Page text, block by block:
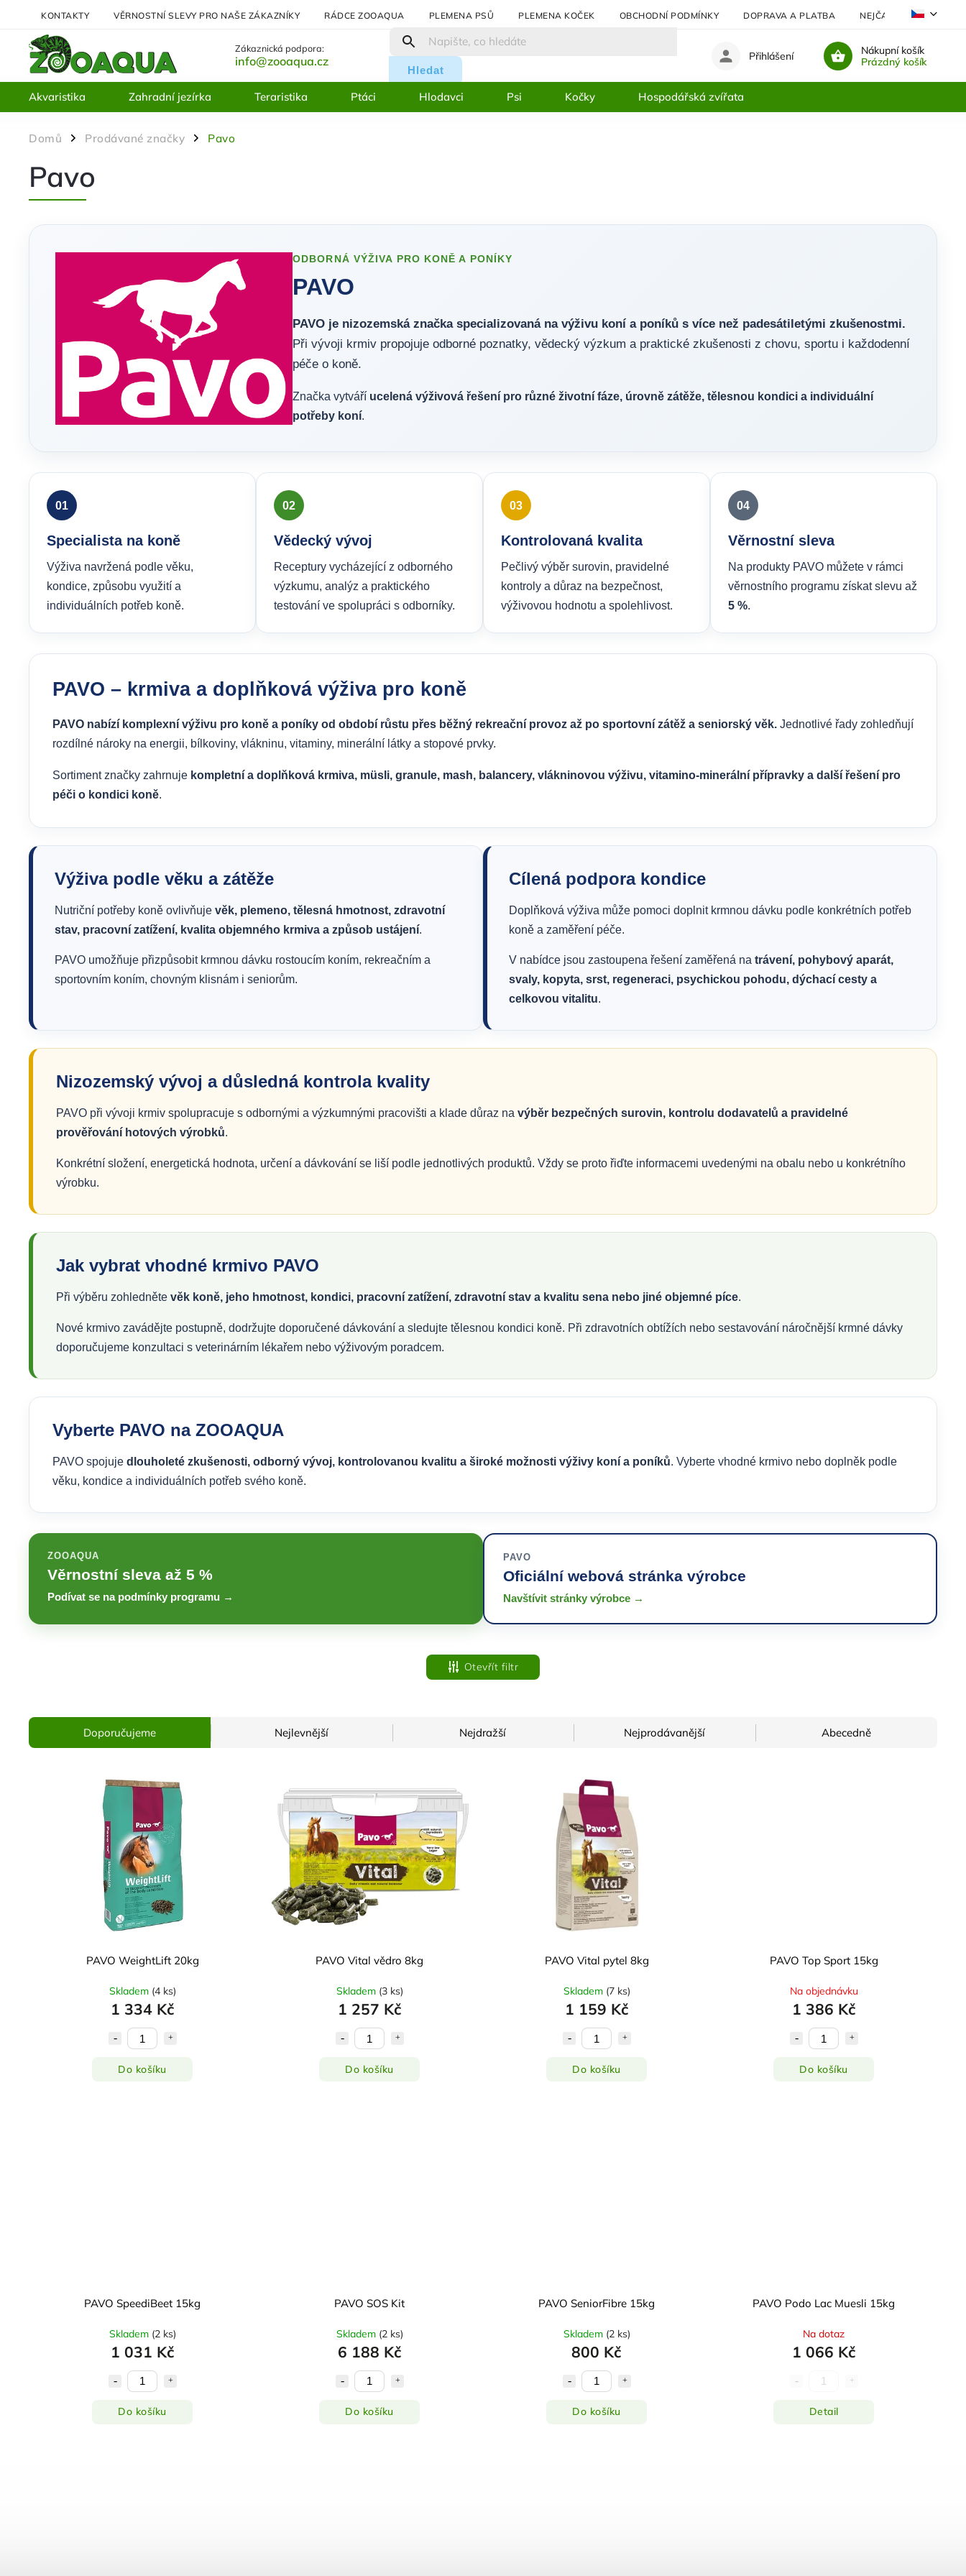
KONTAKTY VĚRNOSTNÍ SLEVY PRO NAŠE ZÁKAZNÍKY RÁDCE ZOOAQUA PLEMENA PSŮ PLEMENA KOČEK OBCHODNÍ PODMÍNKY DOPRAVA A PLATBA NEJČASTĚJI KLADENÉ
Zákaznická podpora:
info@zooaqua.cz
Hledat
Nákupní košík
Prázdný košík
Přihlášení
Akvaristika Zahradní jezírka Teraristika Ptáci Hlodavci Psi Kočky Hospodářská zvířata
Domů / Prodávané značky / Pavo
Pavo
ODBORNÁ VÝŽIVA PRO KONĚ A PONÍKY
PAVO
PAVO je nizozemská značka specializovaná na výživu koní a poníků s více než padesátiletými zkušenostmi.
Při vývoji krmiv propojuje odborné poznatky, vědecký výzkum a praktické zkušenosti z chovu, sportu i každodenní
péče o koně.
Značka vytváří ucelená výživová řešení pro různé životní fáze, úrovně zátěže, tělesnou kondici a individuální
potřeby koní.
01
Specialista na koně
Výživa navržená podle věku,
kondice, způsobu využití a
individuálních potřeb koně.
02
Vědecký vývoj
Receptury vycházející z odborného
výzkumu, analýz a praktického
testování ve spolupráci s odborníky.
03
Kontrolovaná kvalita
Pečlivý výběr surovin, pravidelné
kontroly a důraz na bezpečnost,
výživovou hodnotu a spolehlivost.
04
Věrnostní sleva
Na produkty PAVO můžete v rámci
věrnostního programu získat slevu až
5 %.
PAVO – krmiva a doplňková výživa pro koně
PAVO nabízí komplexní výživu pro koně a poníky od období růstu přes běžný rekreační provoz až po sportovní zátěž a seniorský věk. Jednotlivé řady zohledňují
rozdílné nároky na energii, bílkoviny, vlákninu, vitaminy, minerální látky a stopové prvky.
Sortiment značky zahrnuje kompletní a doplňková krmiva, müsli, granule, mash, balancery, vlákninovou výživu, vitamino-minerální přípravky a další řešení pro
péči o kondici koně.
Výživa podle věku a zátěže
Nutriční potřeby koně ovlivňuje věk, plemeno, tělesná hmotnost, zdravotní
stav, pracovní zatížení, kvalita objemného krmiva a způsob ustájení.
PAVO umožňuje přizpůsobit krmnou dávku rostoucím koním, rekreačním a
sportovním koním, chovným klisnám i seniorům.
Cílená podpora kondice
Doplňková výživa může pomoci doplnit krmnou dávku podle konkrétních potřeb
koně a zaměření péče.
V nabídce jsou zastoupena řešení zaměřená na trávení, pohybový aparát,
svaly, kopyta, srst, regeneraci, psychickou pohodu, dýchací cesty a
celkovou vitalitu.
Nizozemský vývoj a důsledná kontrola kvality
PAVO při vývoji krmiv spolupracuje s odbornými a výzkumnými pracovišti a klade důraz na výběr bezpečných surovin, kontrolu dodavatelů a pravidelné
prověřování hotových výrobků.
Konkrétní složení, energetická hodnota, určení a dávkování se liší podle jednotlivých produktů. Vždy se proto řiďte informacemi uvedenými na obalu nebo u konkrétního
výrobku.
Jak vybrat vhodné krmivo PAVO
Při výběru zohledněte věk koně, jeho hmotnost, kondici, pracovní zatížení, zdravotní stav a kvalitu sena nebo jiné objemné píce.
Nové krmivo zavádějte postupně, dodržujte doporučené dávkování a sledujte tělesnou kondici koně. Při zdravotních obtížích nebo sestavování náročnější krmné dávky
doporučujeme konzultaci s veterinárním lékařem nebo výživovým poradcem.
Vyberte PAVO na ZOOAQUA
PAVO spojuje dlouholeté zkušenosti, odborný vývoj, kontrolovanou kvalitu a široké možnosti výživy koní a poníků. Vyberte vhodné krmivo nebo doplněk podle
věku, kondice a individuálních potřeb svého koně.
ZOOAQUA
Věrnostní sleva až 5 %
Podívat se na podmínky programu →
PAVO
Oficiální webová stránka výrobce
Navštívit stránky výrobce →
Otevřít filtr
Doporučujeme Nejlevnější Nejdražší Nejprodávanější Abecedně
PAVO WeightLift 20kg
Skladem (4 ks)
1 334 Kč
Do košíku
PAVO Vital vědro 8kg
Skladem (3 ks)
1 257 Kč
Do košíku
PAVO Vital pytel 8kg
Skladem (7 ks)
1 159 Kč
Do košíku
PAVO Top Sport 15kg
Na objednávku
1 386 Kč
Do košíku
PAVO SpeediBeet 15kg
Skladem (2 ks)
1 031 Kč
Do košíku
PAVO SOS Kit
Skladem (2 ks)
6 188 Kč
Do košíku
PAVO SeniorFibre 15kg
Skladem (2 ks)
800 Kč
Do košíku
PAVO Podo Lac Muesli 15kg
Na dotaz
1 066 Kč
Detail